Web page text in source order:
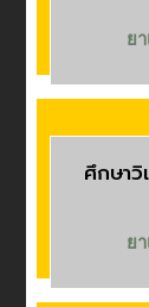
ย
ศึกษาวิ
ย